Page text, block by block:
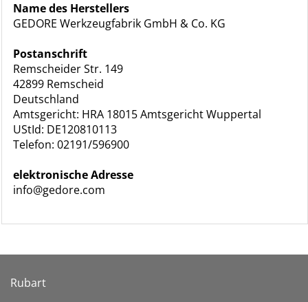
Name des Herstellers
GEDORE Werkzeugfabrik GmbH & Co. KG
Postanschrift
Remscheider Str. 149
42899 Remscheid
Deutschland
Amtsgericht: HRA 18015 Amtsgericht Wuppertal
UStId: DE120810113
Telefon: 02191/596900
elektronische Adresse
info@gedore.com
Rubart